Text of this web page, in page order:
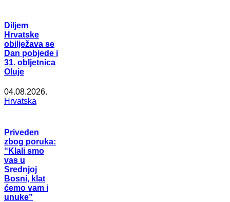
Diljem
Hrvatske
obilježava se
Dan pobjede i
31. obljetnica
Oluje
04.08.2026.
Hrvatska
Priveden
zbog poruka:
“Klali smo
vas u
Srednjoj
Bosni, klat
ćemo vam i
unuke”